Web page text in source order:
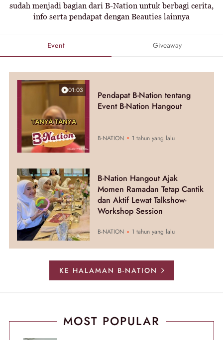
sudah menjadi bagian dari B-Nation untuk berbagi cerita,
info serta pendapat dengan Beauties lainnya
Event Giveaway
01:03
Pendapat B-Nation tentang
Event B-Nation Hangout
B-NATION 1 tahun yang lalu
B-Nation Hangout Ajak
Momen Ramadan Tetap Cantik
dan Aktif Lewat Talkshow-
Workshop Session
B-NATION 1 tahun yang lalu
KE HALAMAN B-NATION
MOST POPULAR